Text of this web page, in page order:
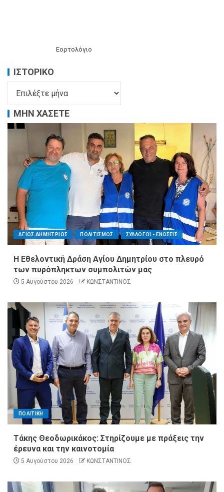
Εορτολόγιο
ΙΣΤΟΡΙΚΌ
ΜΗΝ ΧΑΣΕΤΕ
ΑΓΙΟΣ ΔΗΜΗΤΡΙΟΣ ΠΟΛΙΤΙΣΜΟΣ ΣΥΛΛΟΓΟΙ - ΕΝΩΣΕΙΣ
Η Εθελοντική Δράση Αγίου Δημητρίου στο πλευρό
των πυρόπληκτων συμπολιτών μας
5 Αυγούστου 2026 ΚΩΝΣΤΑΝΤΙΝΟΣ
ΠΟΛΙΤΙΚΗ
Τάκης Θεοδωρικάκος: Στηρίζουμε με πράξεις την
έρευνα και την καινοτομία
5 Αυγούστου 2026 ΚΩΝΣΤΑΝΤΙΝΟΣ